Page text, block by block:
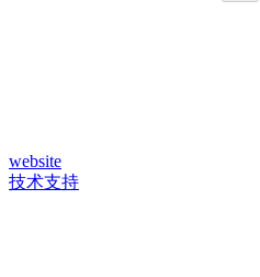
website
技术支持